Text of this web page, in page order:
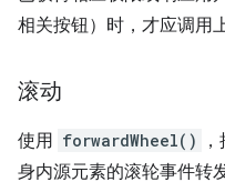
相关按钮）时，才应调用
滚动
使用 forwardWheel()
身内源元素的滚轮事件转